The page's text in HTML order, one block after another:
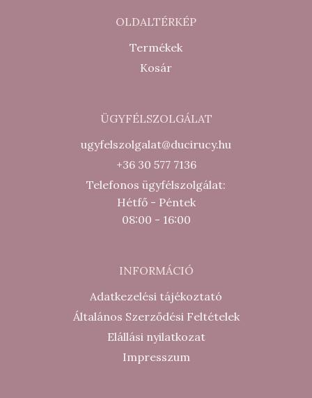
OLDALTÉRKÉP
Termékek
Kosár
ÜGYFÉLSZOLGÁLAT
ugyfelszolgalat@ducirucy.hu
+36 30 577 7136
Telefonos ügyfélszolgálat:
Hétfő - Péntek
08:00 - 16:00
INFORMÁCIÓ
Adatkezelési tájékoztató
Általános Szerződési Feltételek
Elállási nyilatkozat
Impresszum